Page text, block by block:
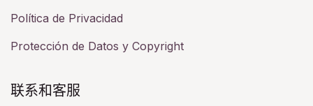
Política de Privacidad
Protección de Datos y Copyright
联系和客服​